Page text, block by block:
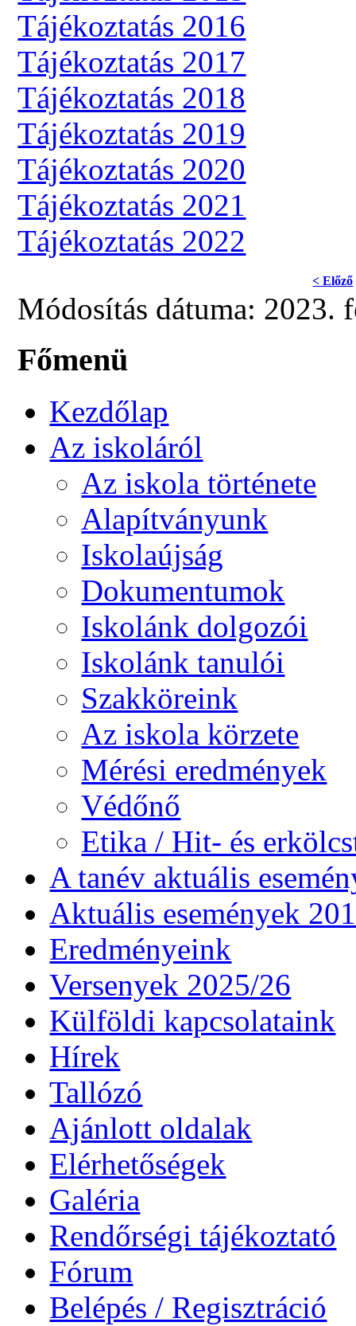
Tájékoztatás 2016
Tájékoztatás 2017
Tájékoztatás 2018
Tájékoztatás 2019
Tájékoztatás 2020
Tájékoztatás 2021
Tájékoztatás 2022
< Előző
Módosítás dátuma: 2023.
Főmenü
Kezdőlap
Az iskoláról
Az iskola története
Alapítványunk
Iskolaújság
Dokumentumok
Iskolánk dolgozói
Iskolánk tanulói
Szakköreink
Az iskola körzete
Mérési eredmények
Védőnő
Etika / Hit- és
A tanév aktuális
Aktuális események
Eredményeink
Versenyek 2025/26
Külföldi kapcsolataink
Hírek
Tallózó
Ajánlott oldalak
Elérhetőségek
Galéria
Rendőrségi tájékoztató
Fórum
Belépés / Regisztráció